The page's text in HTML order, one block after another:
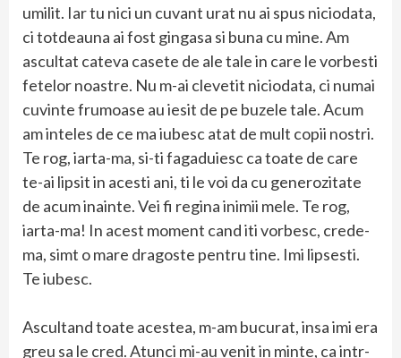
umilit. Iar tu nici un cuvant urat nu ai spus niciodata,
ci totdeauna ai fost gingasa si buna cu mine. Am
ascultat cateva casete de ale tale in care le vorbesti
fetelor noastre. Nu m-ai clevetit niciodata, ci numai
cuvinte frumoase au iesit de pe buzele tale. Acum
am inteles de ce ma iubesc atat de mult copii nostri.
Te rog, iarta-ma, si-ti fagaduiesc ca toate de care
te-ai lipsit in acesti ani, ti le voi da cu generozitate
de acum inainte. Vei fi regina inimii mele. Te rog,
iarta-ma! In acest moment cand iti vorbesc, crede-
ma, simt o mare dragoste pentru tine. Imi lipsesti.
Te iubesc.
Ascultand toate acestea, m-am bucurat, insa imi era
greu sa le cred. Atunci mi-au venit in minte, ca intr-